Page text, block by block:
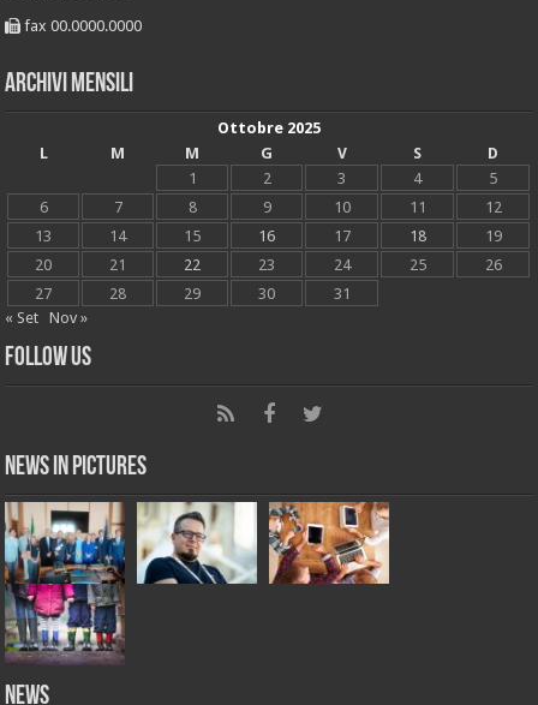
fax 00.0000.0000
Archivi mensili
Ottobre 2025
L
M M G V S
D
1
2 3 4
5
6
7 8 9 10 11
12
13
14 15 16 17 18
19
20
21 22 23 24 25
26
27
28 29 30
31
« Set
Nov »
Follow Us
News in Pictures
NEWS